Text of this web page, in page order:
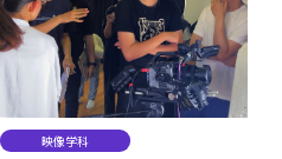
映像学科